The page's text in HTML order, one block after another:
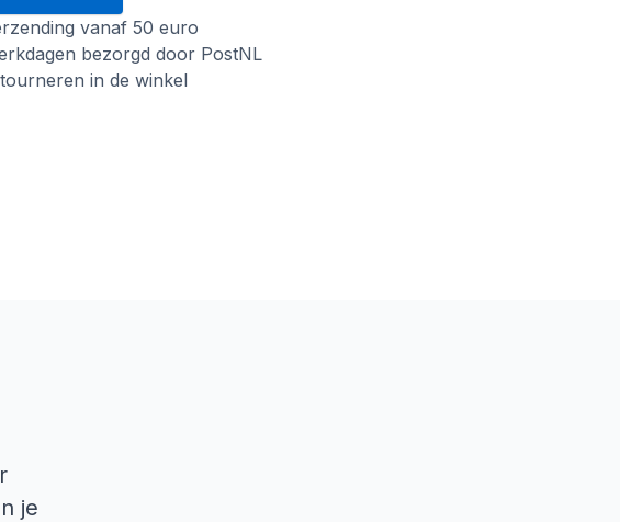
vanaf 50 euro
bezorgd door PostNL
in de winkel
je